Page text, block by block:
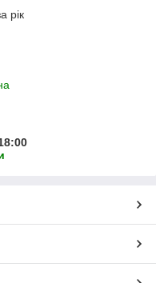
лежать у руці, що
спиці 14 см.
рік